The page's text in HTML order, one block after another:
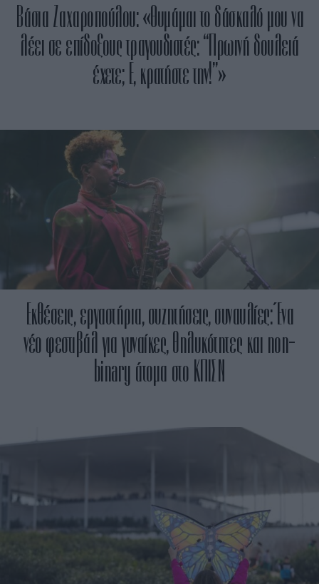
Βάσια Ζαχαροπούλου: «Θυμάμαι το δάσκαλό μου να
λέει σε επίδοξους τραγουδιστές: “Πρωινή δουλειά
έχετε; Ε, κρατήστε την!”»
Εκθέσεις, εργαστήρια, συζητήσεις, συναυλίες: Ένα
νέο φεστιβάλ για γυναίκες, θηλυκότητες και non-
binary άτομα στο ΚΠΙΣΝ